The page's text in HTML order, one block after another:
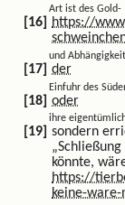
Art ist des Gold-
https://
und
der
Einfuhr des
oder
ihre
sondern
könnte,
https://
keine-